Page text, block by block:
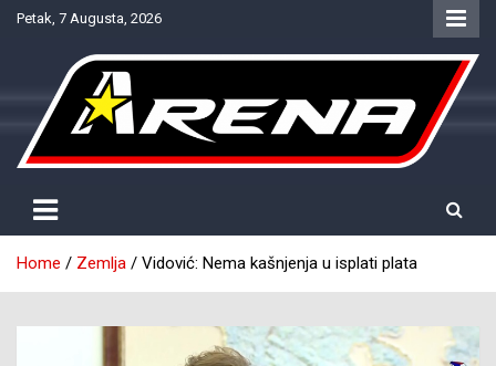
SkipPetak, 7 Augusta, 2026
NTV Arena
Home Zemlja Vidović: Nema kašnjenja u isplati plata